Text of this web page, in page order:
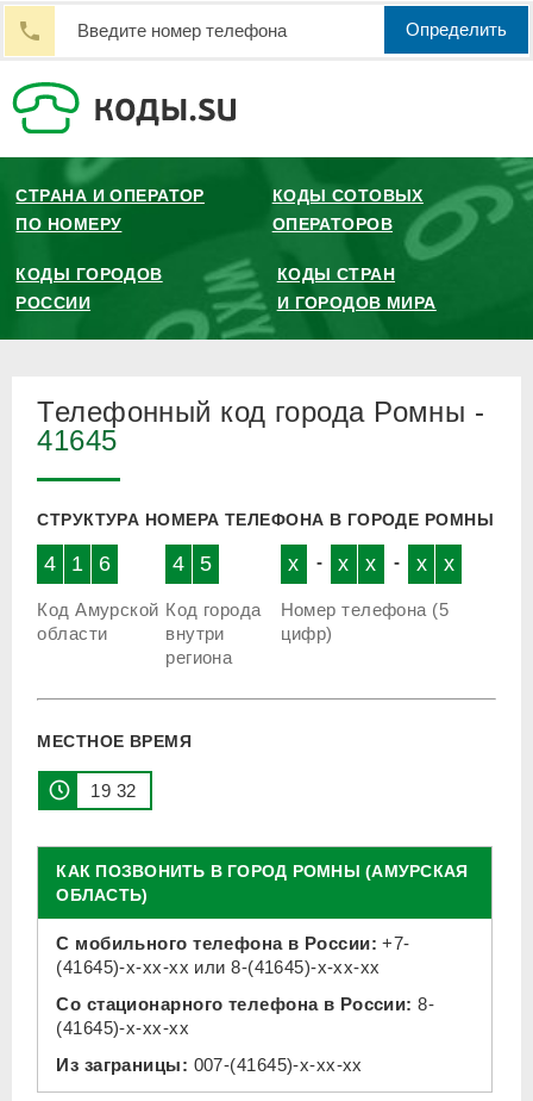
Определить
СТРАНА И ОПЕРАТОР
ПО НОМЕРУ
КОДЫ СОТОВЫХ
ОПЕРАТОРОВ
КОДЫ ГОРОДОВ
РОССИИ
КОДЫ СТРАН
И ГОРОДОВ МИРА
Телефонный код города Ромны -
41645
СТРУКТУРА НОМЕРА ТЕЛЕФОНА В ГОРОДЕ РОМНЫ
4 1 6
Код Амурской
области
4 5
Код города
внутри
региона
x - x x - x x
Номер телефона (5
цифр)
МЕСТНОЕ ВРЕМЯ
19 32
КАК ПОЗВОНИТЬ В ГОРОД РОМНЫ (АМУРСКАЯ
ОБЛАСТЬ)
С мобильного телефона в России: +7-
(41645)-x-xx-xx или8-(41645)-x-xx-xx
Со стационарного телефона в России: 8-
(41645)-x-xx-xx
Из заграницы: 007-(41645)-x-xx-xx